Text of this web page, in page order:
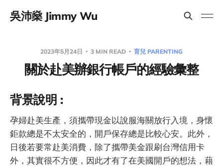
吳沛燊 Jimmy Wu
2023年5月24日 3 MIN READ 育兒 PARENTING
關於赴美辦銀行帳戶的經驗彙整
背景說明 :
孕婦赴美生產，須攜帶現金以說服海關放行入境，身懷
鉅款總是不太安全的，開戶保存總是比較心安。此外，
日後若要常赴美消費，除了攜帶美金跟刷台灣信用卡
外，其實很不方便，因此才有了在美國開戶的想法，藉